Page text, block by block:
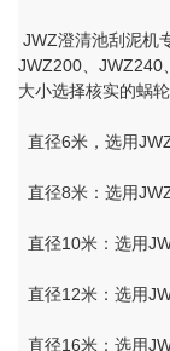
JWZ澄清池刮泥机
JWZ200、JWZ240
大小选择核实的蜗轮
直径6米，选用
直径8米：选用
直径10米：选用
直径12米：选用
直径16米：选用